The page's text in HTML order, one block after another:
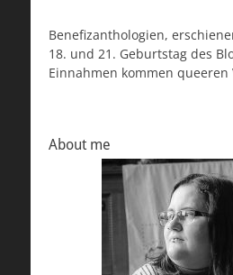
Benefizanthologien,
18. und 21. Geburtstag des
Einnahmen kommen queeren
About me